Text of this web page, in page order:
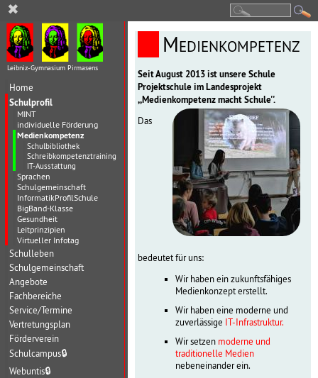
Leibniz-Gymnasium Pirmasens
Home
Schulprofil
MINT
individuelle Förderung
Medienkompetenz
Schulbibliothek
Schreibkompetenztraining
IT-Ausstattung
Sprachen
Schulgemeinschaft
InformatikProfilSchule
BigBand-Klasse
Gesundheit
Leitprinzipien
Virtueller Infotag
Schulleben
Schulgemeinschaft
Angebote
Fachbereiche
Service/Termine
Vertretungsplan
Förderverein
Schulcampus🔒
Webuntis🔒
Medienkompetenz
Seit August 2013 ist unsere Schule
Projektschule im Landesprojekt
,,Medienkompetenz macht Schule''.
Das
bedeutet für uns:
Wir haben ein zukunftsfähiges
Medienkonzept erstellt.
Wir haben eine moderne und
zuverlässige IT-Infrastruktur.
Wir setzen moderne und
traditionelle Medien
nebeneinander ein.
✖